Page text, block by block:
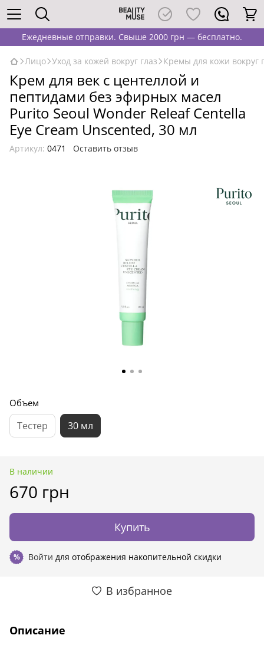
Ежедневные отправки. Свыше 2000 грн — бесплатно.
Лицо Уход за кожей вокруг глаз Кремы для кожи вокруг
Крем для век с центеллой и
пептидами без эфирных масел
Purito Seoul Wonder Releaf Centella
Eye Cream Unscented, 30 мл
Артикул: 0471 Оставить отзыв
Объем
Тестер 30 мл
В наличии
670 грн
Купить
% Войти для отображения накопительной скидки
В избранное
Описание